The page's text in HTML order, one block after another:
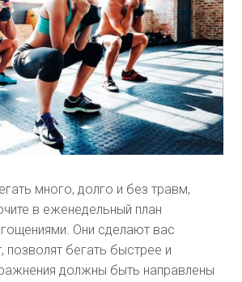
много, долго и без травм,
в еженедельный план
Они сделают вас
позволят бегать быстрее и
должны быть направлены